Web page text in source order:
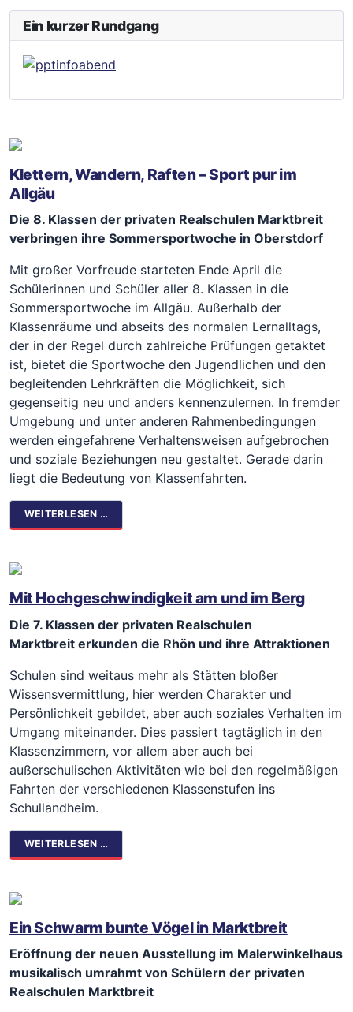
Ein kurzer Rundgang
Klettern, Wandern, Raften – Sport pur im
Allgäu
Die 8. Klassen der privaten Realschulen Marktbreit
verbringen ihre Sommersportwoche in Oberstdorf
Mit großer Vorfreude starteten Ende April die
Schülerinnen und Schüler aller 8. Klassen in die
Sommersportwoche im Allgäu. Außerhalb der
Klassenräume und abseits des normalen Lernalltags,
der in der Regel durch zahlreiche Prüfungen getaktet
ist, bietet die Sportwoche den Jugendlichen und den
begleitenden Lehrkräften die Möglichkeit, sich
gegenseitig neu und anders kennenzulernen. In fremder
Umgebung und unter anderen Rahmenbedingungen
werden eingefahrene Verhaltensweisen aufgebrochen
und soziale Beziehungen neu gestaltet. Gerade darin
liegt die Bedeutung von Klassenfahrten.
WEITERLESEN …
Mit Hochgeschwindigkeit am und im Berg
Die 7. Klassen der privaten Realschulen
Marktbreit erkunden die Rhön und ihre Attraktionen
Schulen sind weitaus mehr als Stätten bloßer
Wissensvermittlung, hier werden Charakter und
Persönlichkeit gebildet, aber auch soziales Verhalten im
Umgang miteinander. Dies passiert tagtäglich in den
Klassenzimmern, vor allem aber auch bei
außerschulischen Aktivitäten wie bei den regelmäßigen
Fahrten der verschiedenen Klassenstufen ins
Schullandheim.
WEITERLESEN …
Ein Schwarm bunte Vögel in Marktbreit
Eröffnung der neuen Ausstellung im Malerwinkelhaus
musikalisch umrahmt von Schülern der privaten
Realschulen Marktbreit